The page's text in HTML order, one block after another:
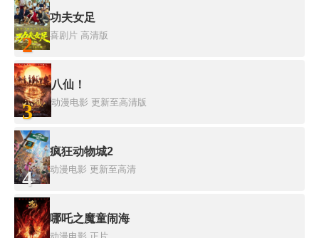
2
功夫女足
喜剧片 高清版
3
八仙！
动漫电影 更新至高清版
4
疯狂动物城2
动漫电影 更新至高清
哪吒之魔童闹海